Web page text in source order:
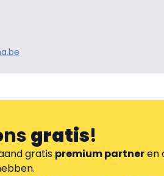
gratis!
gratis premium partneren